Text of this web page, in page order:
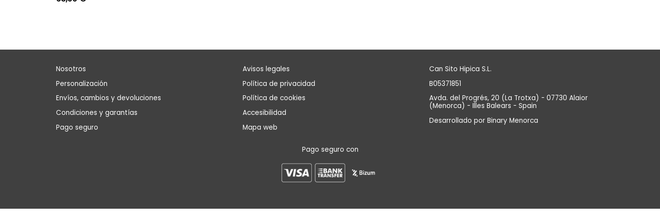
Nosotros
Personalización
Envíos, cambios y devoluciones
Condiciones y garantías
Pago seguro
Avisos legales
Política de privacidad
Política de cookies
Accesibilidad
Mapa web
Can Sito Hipica S.L.
B05371851
Avda. del Progrés, 20 (La Trotxa) - 07730 Alaior
(Menorca) - Illes Balears - Spain
Desarrollado por Binary Menorca
Pago seguro con